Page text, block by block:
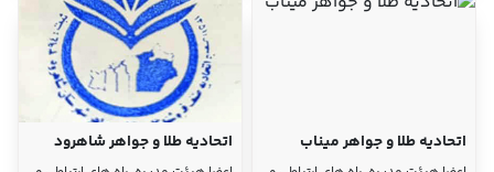
اتحادیه طلا و جواهر میناب اتحادیه طلا و جواهر شاهرود